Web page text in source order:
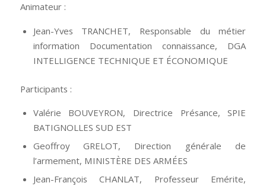
Animateur :
Jean-Yves TRANCHET, Responsable du métier
information Documentation connaissance, DGA
INTELLIGENCE TECHNIQUE ET ÉCONOMIQUE
Participants :
Valérie BOUVEYRON, Directrice Présance, SPIE
BATIGNOLLES SUD EST
Geoffroy GRELOT, Direction générale de
l’armement, MINISTÈRE DES ARMÉES
Jean-François CHANLAT, Professeur Emérite,